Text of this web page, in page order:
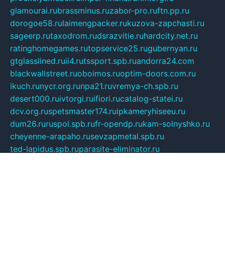
glamourai.rubrassminus.ruzabor-pro.ruftn.pp.ru
dorogoe58.rulaimengpacker.rukuzova-zapchasti.ru
sageerp.rutaxodrom.rudsrazvitie.ruhardcity.net.ru
ratinghomegames.rutopservice25.rugubernyan.ru
gtglasslined.ruii4.rutssport.spb.ruandorra24.com
blackwallstreet.ruoboimos.ruoptim-doors.com.ru
ikuch.runycr.org.runpa21.ruvremya-ch.spb.ru
desert000.ruivtorgi.ruifiori.rucatalog-statei.ru
dcv.org.ruspetsmaster174.ruipkameryhiseeu.ru
dum26.ruruspol.spb.rufr-opendp.rukam-solnyshko.ru
cheyenne-arapaho.rusevzapmetal.spb.ru
ted-lapidus.spb.ruparasite-eliminator.ru